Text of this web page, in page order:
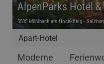
Apart-Hotel
AlpenParks Hotel
5505 Mühlbach am Hochkönig -
Moderne